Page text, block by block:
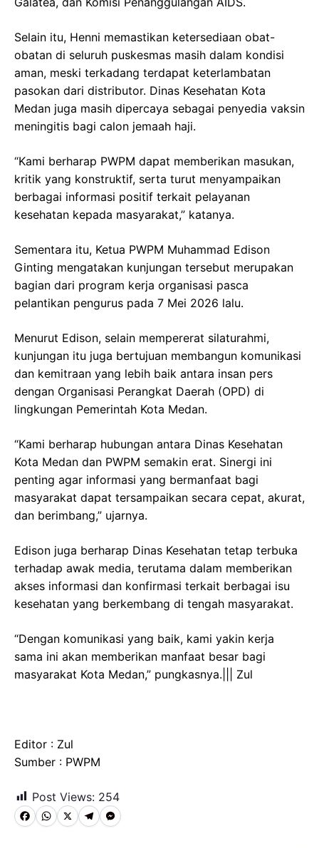
Selain itu, Henni memastikan ketersediaan obat-
obatan di seluruh puskesmas masih dalam kondisi
aman, meski terkadang terdapat keterlambatan
pasokan dari distributor. Dinas Kesehatan Kota
Medan juga masih dipercaya sebagai penyedia vaksin
meningitis bagi calon jemaah haji.
“Kami berharap PWPM dapat memberikan masukan,
kritik yang konstruktif, serta turut menyampaikan
berbagai informasi positif terkait pelayanan
kesehatan kepada masyarakat,” katanya.
Sementara itu, Ketua PWPM Muhammad Edison
Ginting mengatakan kunjungan tersebut merupakan
bagian dari program kerja organisasi pasca
pelantikan pengurus pada 7 Mei 2026 lalu.
Menurut Edison, selain mempererat silaturahmi,
kunjungan itu juga bertujuan membangun komunikasi
dan kemitraan yang lebih baik antara insan pers
dengan Organisasi Perangkat Daerah (OPD) di
lingkungan Pemerintah Kota Medan.
“Kami berharap hubungan antara Dinas Kesehatan
Kota Medan dan PWPM semakin erat. Sinergi ini
penting agar informasi yang bermanfaat bagi
masyarakat dapat tersampaikan secara cepat, akurat,
dan berimbang,” ujarnya.
Edison juga berharap Dinas Kesehatan tetap terbuka
terhadap awak media, terutama dalam memberikan
akses informasi dan konfirmasi terkait berbagai isu
kesehatan yang berkembang di tengah masyarakat.
“Dengan komunikasi yang baik, kami yakin kerja
sama ini akan memberikan manfaat besar bagi
masyarakat Kota Medan,” pungkasnya.||| Zul
Editor : Zul
Sumber : PWPM
Post Views: 254
F WX T M